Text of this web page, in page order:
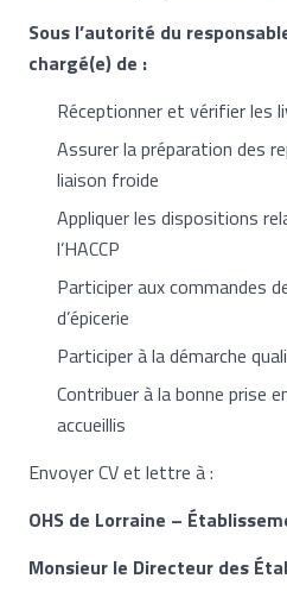
Sous l’autorité du
chargé(e) de :
Réceptionner et vérifier les
Assurer la préparation des
liaison froide
Appliquer les dispositions
l’HACCP
Participer aux commandes
d’épicerie
Participer à la démarche
Contribuer à la bonne prise
accueillis
Envoyer CV et lettre à :
OHS de Lorraine –
Monsieur le Directeur des